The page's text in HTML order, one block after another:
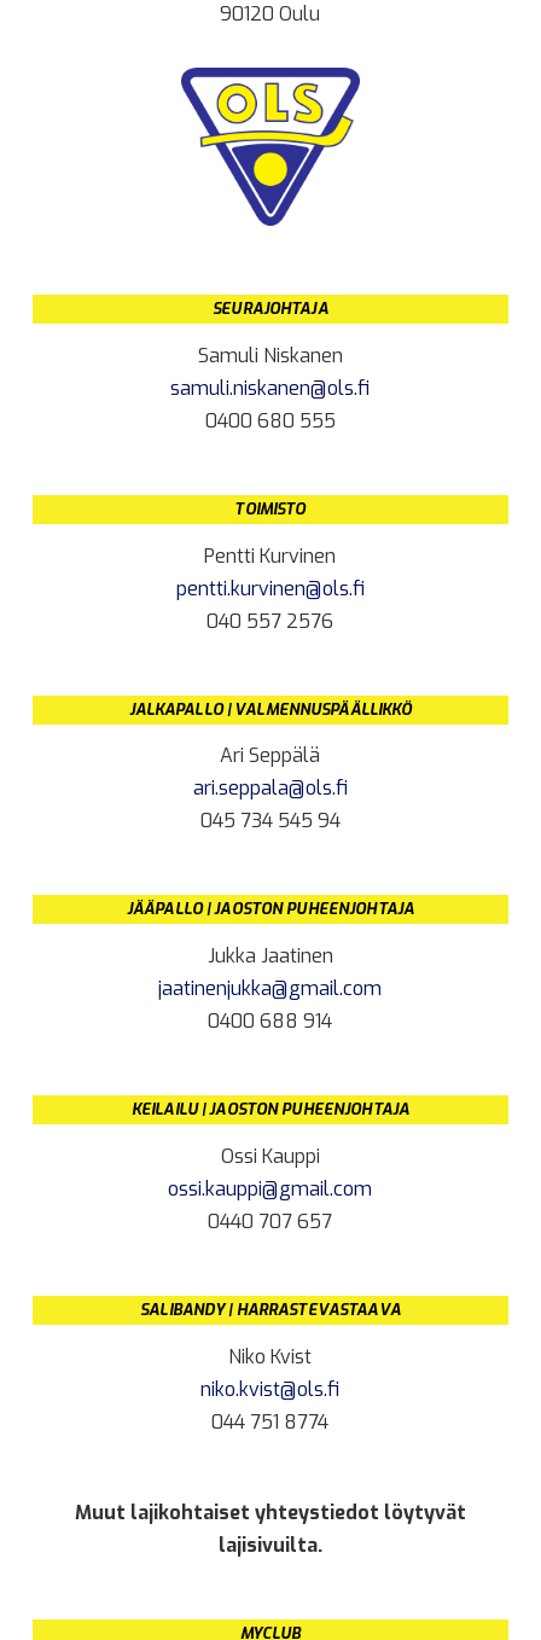
90120 Oulu
SEURAJOHTAJA
Samuli Niskanen
samuli.niskanen@ols.fi
0400 680 555
TOIMISTO
Pentti Kurvinen
pentti.kurvinen@ols.fi
040 557 2576
JALKAPALLO | VALMENNUSPÄÄLLIKKÖ
Ari Seppälä
ari.seppala@ols.fi
045 734 545 94
JÄÄPALLO | JAOSTON PUHEENJOHTAJA
Jukka Jaatinen
jaatinenjukka@gmail.com
0400 688 914
KEILAILU | JAOSTON PUHEENJOHTAJA
Ossi Kauppi
ossi.kauppi@gmail.com
0440 707 657
SALIBANDY | HARRASTEVASTAAVA
Niko Kvist
niko.kvist@ols.fi
044 751 8774
Muut lajikohtaiset yhteystiedot löytyvät
lajisivuilta.
MYCLUB